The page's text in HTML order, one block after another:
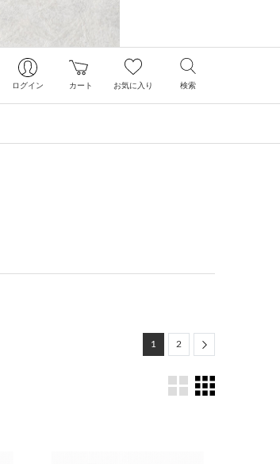
ログイン カート お気に入り 検索
1 2 Next